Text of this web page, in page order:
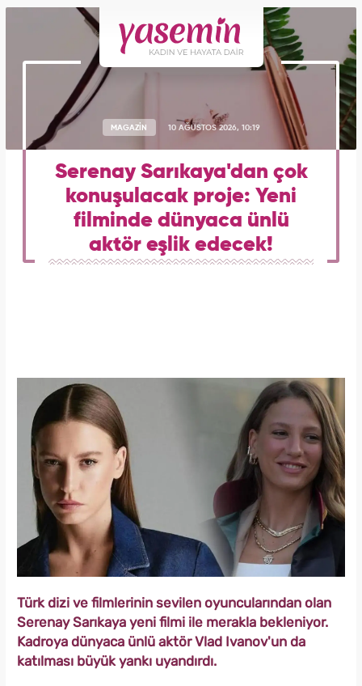
MAGAZİN 10 AĞUSTOS 2026, 10:19
Serenay Sarıkaya'dan çok
konuşulacak proje: Yeni
filminde dünyaca ünlü
aktör eşlik edecek!
Türk dizi ve filmlerinin sevilen oyuncularından olan
Serenay Sarıkaya yeni filmi ile merakla bekleniyor.
Kadroya dünyaca ünlü aktör Vlad Ivanov'un da
katılması büyük yankı uyandırdı.